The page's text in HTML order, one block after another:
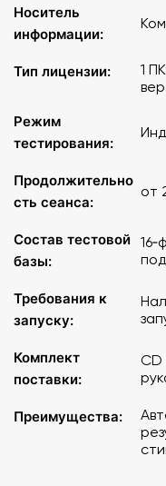
12-факторный
диагностики, кроме
стимульных
последующей
Программное
версиях:
на 1 компьютер.
Программа
Версия на 6 рабочих
для проведения
Максимальное
Программа
Версия без
для проведения
должны быть
Носитель
информации:
Тип лицензии:
1
Режим
тестирования:
Продолжительно
сть сеанса:
от
Состав тестовой
базы:
Требования к
запуску:
Комплект
поставки:
CD
Преимущества: